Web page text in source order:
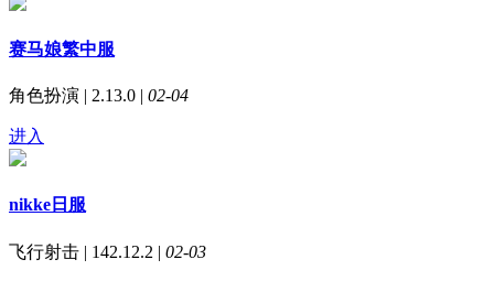
赛马娘繁中服
角色扮演 | 2.13.0 | 02-04
进入
nikke日服
飞行射击 | 142.12.2 | 02-03